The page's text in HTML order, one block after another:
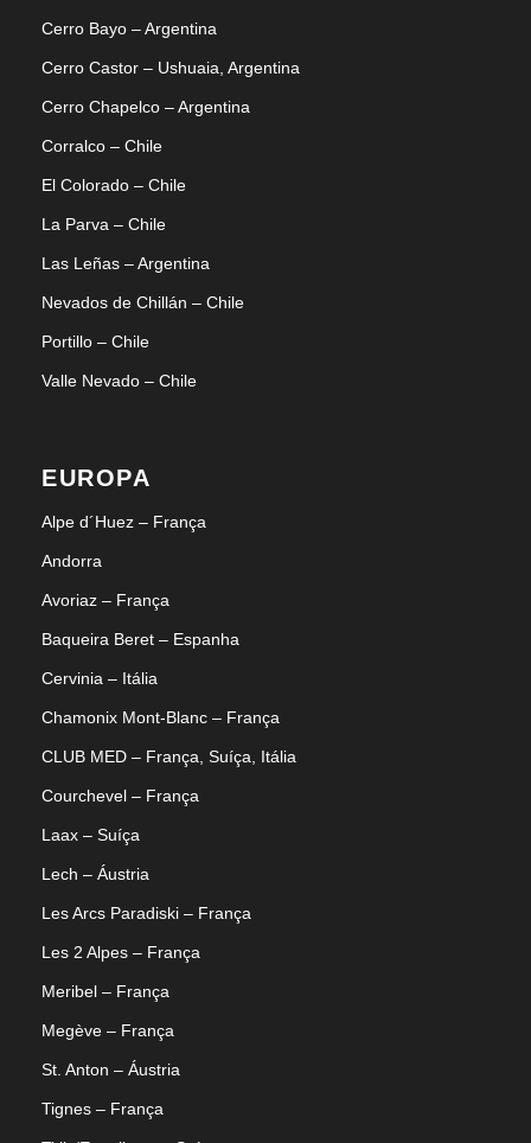
Cerro Bayo – Argentina
Cerro Castor – Ushuaia, Argentina
Cerro Chapelco – Argentina
Corralco – Chile
El Colorado – Chile
La Parva – Chile
Las Leñas – Argentina
Nevados de Chillán – Chile
Portillo – Chile
Valle Nevado – Chile
EUROPA
Alpe d´Huez – França
Andorra
Avoriaz – França
Baqueira Beret – Espanha
Cervinia – Itália
Chamonix Mont-Blanc – França
CLUB MED – França, Suíça, Itália
Courchevel – França
Laax – Suíça
Lech – Áustria
Les Arcs Paradiski – França
Les 2 Alpes – França
Meribel – França
Megève – França
St. Anton – Áustria
Tignes – França